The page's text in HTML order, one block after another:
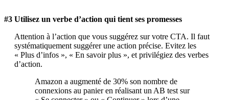
#3 Utilisez un verbe d’action qui tient ses promesses
Attention à l’action que vous suggérez sur votre CTA. Il faut
systématiquement suggérer une action précise. Evitez les
« Plus d’infos », « En savoir plus », et privilégiez des verbes
d’action.
Amazon a augmenté de 30% son nombre de
connexions au panier en réalisant un AB test sur